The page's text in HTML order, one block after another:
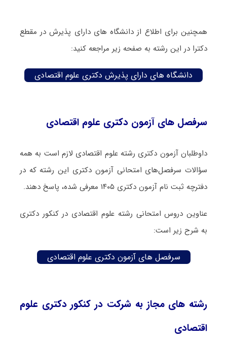
همچنین برای اطلاع از دانشگاه های دارای پذیرش در مقطع
دکترا در این رشته به صفحه زیر مراجعه کنید:
دانشگاه های دارای پذیرش دکتری علوم اقتصادی
سرفصل های آزمون دکتری علوم اقتصادی
داوطلبان آزمون دکتری رشته علوم اقتصادی لازم است به همه
سؤالات سرفصل‌های امتحانی آزمون دکتری این رشته که در
دفترچه‌ ثبت نام آزمون دکتری ۱۴۰۵ معرفی شده، پاسخ دهند.
عناوین دروس امتحانی رشته علوم اقتصادی در کنکور دکتری
به شرح زیر است:
سرفصل های آزمون دکتری علوم اقتصادی
رشته های مجاز به شرکت در کنکور دکتری علوم
اقتصادی